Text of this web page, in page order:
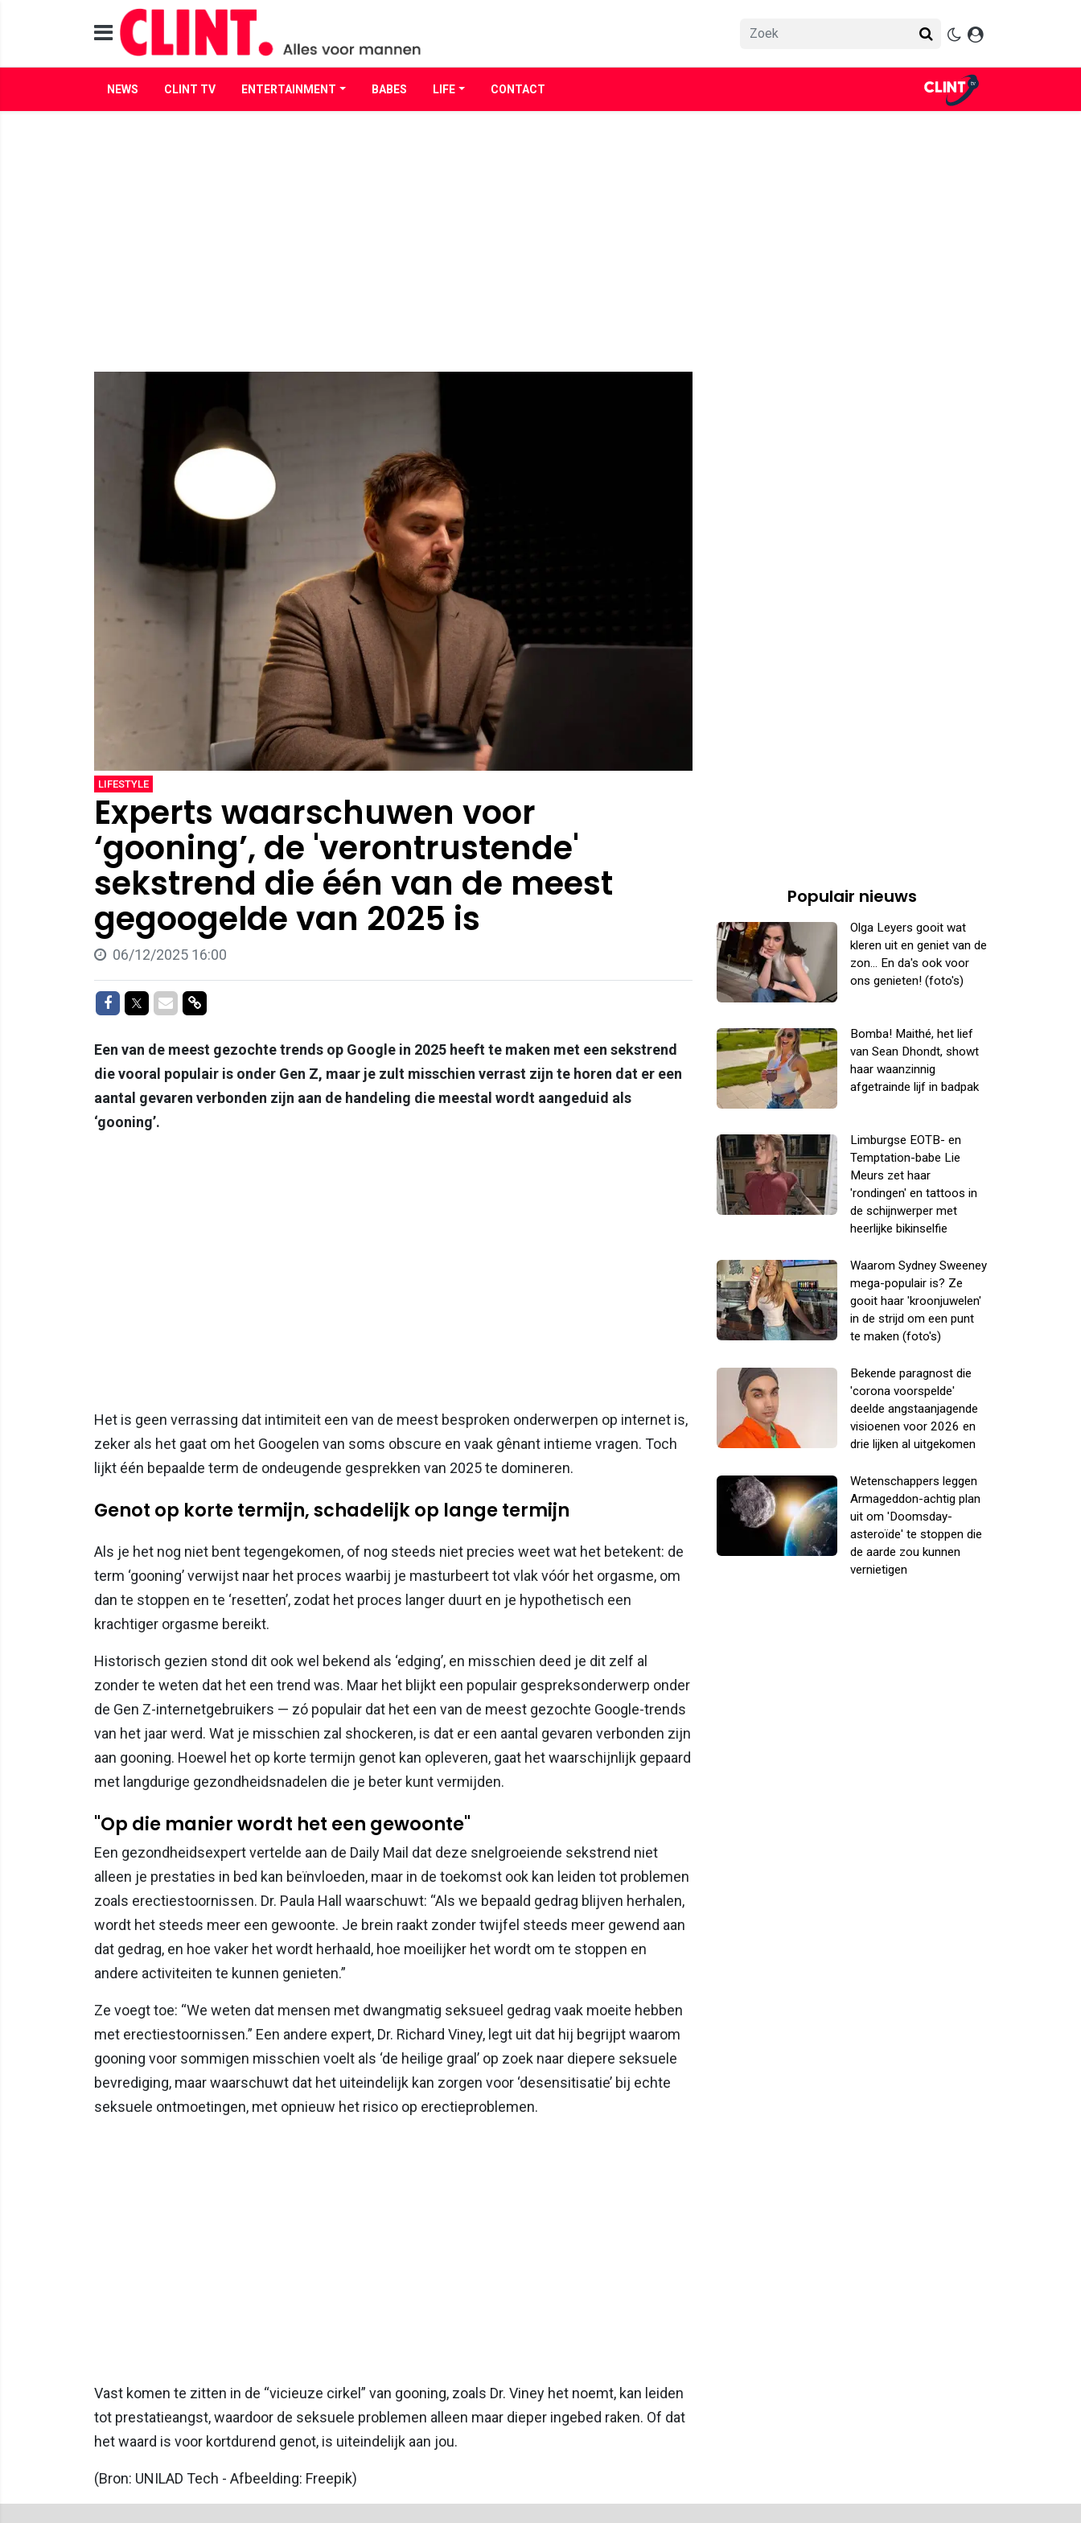
NEWS CLINT TV ENTERTAINMENT BABES LIFE CONTACT
LIFESTYLE
Experts waarschuwen voor
‘gooning’, de 'verontrustende'
sekstrend die één van de meest
gegoogelde van 2025 is
06/12/2025 16:00
Delen op Facebook
Delen op Twitter
Delen via Mail
Delen via link
Een van de meest gezochte trends op Google in 2025 heeft te maken met een sekstrend
die vooral populair is onder Gen Z, maar je zult misschien verrast zijn te horen dat er een
aantal gevaren verbonden zijn aan de handeling die meestal wordt aangeduid als
‘gooning’.
Het is geen verrassing dat intimiteit een van de meest besproken onderwerpen op internet is,
zeker als het gaat om het Googelen van soms obscure en vaak gênant intieme vragen. Toch
lijkt één bepaalde term de ondeugende gesprekken van 2025 te domineren.
Genot op korte termijn, schadelijk op lange termijn
Als je het nog niet bent tegengekomen, of nog steeds niet precies weet wat het betekent: de
term ‘gooning’ verwijst naar het proces waarbij je masturbeert tot vlak vóór het orgasme, om
dan te stoppen en te ‘resetten’, zodat het proces langer duurt en je hypothetisch een
krachtiger orgasme bereikt.
Historisch gezien stond dit ook wel bekend als ‘edging’, en misschien deed je dit zelf al
zonder te weten dat het een trend was. Maar het blijkt een populair gespreksonderwerp onder
de Gen Z-internetgebruikers — zó populair dat het een van de meest gezochte Google-trends
van het jaar werd. Wat je misschien zal shockeren, is dat er een aantal gevaren verbonden zijn
aan gooning. Hoewel het op korte termijn genot kan opleveren, gaat het waarschijnlijk gepaard
met langdurige gezondheidsnadelen die je beter kunt vermijden.
"Op die manier wordt het een gewoonte"
Een gezondheidsexpert vertelde aan de Daily Mail dat deze snelgroeiende sekstrend niet
alleen je prestaties in bed kan beïnvloeden, maar in de toekomst ook kan leiden tot problemen
zoals erectiestoornissen. Dr. Paula Hall waarschuwt: “Als we bepaald gedrag blijven herhalen,
wordt het steeds meer een gewoonte. Je brein raakt zonder twijfel steeds meer gewend aan
dat gedrag, en hoe vaker het wordt herhaald, hoe moeilijker het wordt om te stoppen en
andere activiteiten te kunnen genieten.”
Ze voegt toe: “We weten dat mensen met dwangmatig seksueel gedrag vaak moeite hebben
met erectiestoornissen.” Een andere expert, Dr. Richard Viney, legt uit dat hij begrijpt waarom
gooning voor sommigen misschien voelt als ‘de heilige graal’ op zoek naar diepere seksuele
bevrediging, maar waarschuwt dat het uiteindelijk kan zorgen voor ‘desensitisatie’ bij echte
seksuele ontmoetingen, met opnieuw het risico op erectieproblemen.
Vast komen te zitten in de “vicieuze cirkel” van gooning, zoals Dr. Viney het noemt, kan leiden
tot prestatieangst, waardoor de seksuele problemen alleen maar dieper ingebed raken. Of dat
het waard is voor kortdurend genot, is uiteindelijk aan jou.
(Bron: UNILAD Tech - Afbeelding: Freepik)
Populair nieuws
Olga Leyers gooit wat
kleren uit en geniet van de
zon... En da's ook voor
ons genieten! (foto's)
Bomba! Maithé, het lief
van Sean Dhondt, showt
haar waanzinnig
afgetrainde lijf in badpak
Limburgse EOTB- en
Temptation-babe Lie
Meurs zet haar
'rondingen' en tattoos in
de schijnwerper met
heerlijke bikinselfie
Waarom Sydney Sweeney
mega-populair is? Ze
gooit haar 'kroonjuwelen'
in de strijd om een punt
te maken (foto's)
Bekende paragnost die
'corona voorspelde'
deelde angstaanjagende
visioenen voor 2026 en
drie lijken al uitgekomen
Wetenschappers leggen
Armageddon-achtig plan
uit om 'Doomsday-
asteroïde' te stoppen die
de aarde zou kunnen
vernietigen